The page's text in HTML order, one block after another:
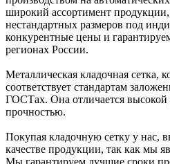
широкий ассортимент
нестандартных размеров под
конкурентные цены и
регионах России.
Металлическая кладочная сетка,
соответствует стандартам
ГОСТах. Она отличается высокой
прочностью.
Покупая кладочную сетку у нас,
качестве продукции, так как мы
Мы гарантируем лучшие сроки